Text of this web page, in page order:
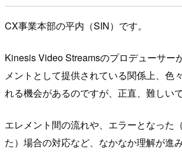
CX事業本部の平内（SIN）です。
Kinesis Video Streamsのプロデューサー
メントとして提供されている関係上、色
れる機会があるのですが、正直、難しいで
エレメント間の流れや、エラーとなった
た）場合の対応など、なかなか理解が進